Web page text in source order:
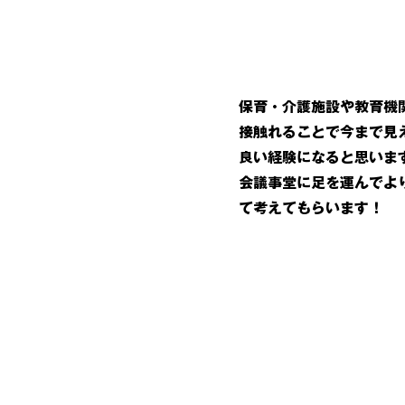
保育・介護施設や教育機
接触れることで今まで見
良い経験になると思いま
会議事堂に足を運んでよ
て考えてもらいます！